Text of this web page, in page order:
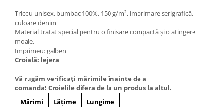
Tricou unisex, bumbac 100%, 150 g/m², imprimare serigrafică,
culoare denim
Material tratat special pentru o finisare compactă şi o atingere
moale.
Imprimeu: galben
Croială: lejera
Vă rugăm verificaţi mărimile înainte de a
comanda! Croielile difera de la un produs la altul.
Mărimi
Lățime
Lungime